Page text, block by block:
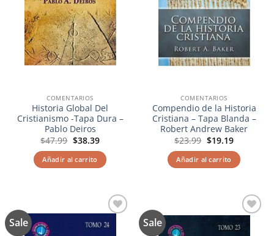
COMENTARIOS
Historia Global Del
Cristianismo -Tapa Dura –
Pablo Deiros
$47.99 El
precio
original
era:
$47.99.
$38.39El
actual
es:
$38.39.
Añadir al carrito
COMENTARIOS
Compendio de la Historia
Cristiana – Tapa Blanda –
Robert Andrew Baker
$23.99 El
precio
original
era:
$23.99.
$19.19El
actual
es:
$19.19.
Añadir al carrito
Sale
Añadir
a la
Sale
a la